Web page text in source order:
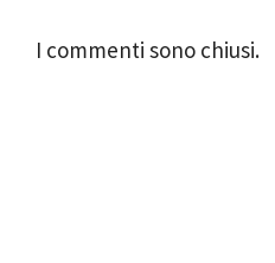
I commenti sono chiusi.